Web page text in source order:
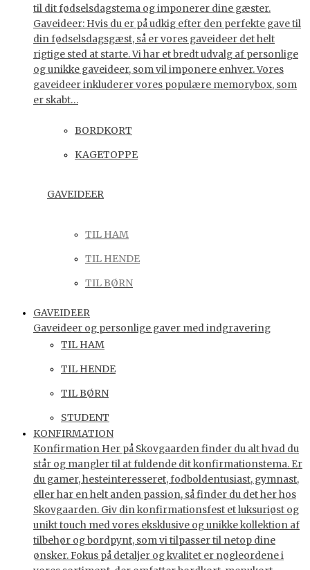
til dit fødselsdagstema og imponerer dine gæster.
Gaveideer: Hvis du er på udkig efter den perfekte gave til
din fødselsdagsgæst, så er vores gaveideer det helt
rigtige sted at starte. Vi har et bredt udvalg af personlige
og unikke gaveideer, som vil imponere enhver. Vores
gaveideer inkluderer vores populære memorybox, som
er skabt…
BORDKORT
KAGETOPPE
GAVEIDEER
TIL HAM
TIL HENDE
TIL BØRN
GAVEIDEER
Gaveideer og personlige gaver med indgravering
TIL HAM
TIL HENDE
TIL BØRN
STUDENT
KONFIRMATION
Konfirmation Her på Skovgaarden finder du alt hvad du
står og mangler til at fuldende dit konfirmationstema. Er
du gamer, hesteinteresseret, fodboldentusiast, gymnast,
eller har en helt anden passion, så finder du det her hos
Skovgaarden. Giv din konfirmationsfest et luksuriøst og
unikt touch med vores eksklusive og unikke kollektion af
tilbehør og bordpynt, som vi tilpasser til netop dine
ønsker. Fokus på detaljer og kvalitet er nøgleordene i